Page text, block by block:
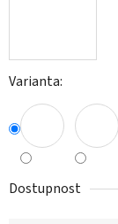
Varianta:
Dostupnost